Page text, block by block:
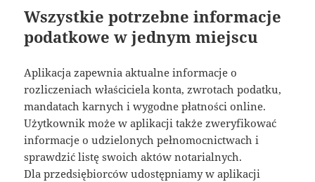
Wszystkie potrzebne informacje
podatkowe w jednym miejscu
Aplikacja zapewnia aktualne informacje o
rozliczeniach właściciela konta, zwrotach podatku,
mandatach karnych i wygodne płatności online.
Użytkownik może w aplikacji także zweryfikować
informacje o udzielonych pełnomocnictwach i
sprawdzić listę swoich aktów notarialnych.
Dla przedsiębiorców udostępniamy w aplikacji